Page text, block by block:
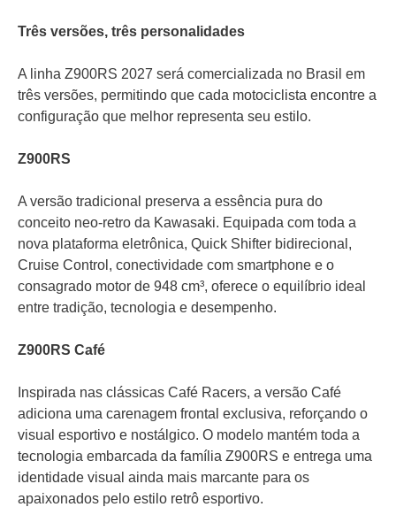
Três versões, três personalidades
A linha Z900RS 2027 será comercializada no Brasil em
três versões, permitindo que cada motociclista encontre a
configuração que melhor representa seu estilo.
Z900RS
A versão tradicional preserva a essência pura do
conceito neo-retro da Kawasaki. Equipada com toda a
nova plataforma eletrônica, Quick Shifter bidirecional,
Cruise Control, conectividade com smartphone e o
consagrado motor de 948 cm³, oferece o equilíbrio ideal
entre tradição, tecnologia e desempenho.
Z900RS Café
Inspirada nas clássicas Café Racers, a versão Café
adiciona uma carenagem frontal exclusiva, reforçando o
visual esportivo e nostálgico. O modelo mantém toda a
tecnologia embarcada da família Z900RS e entrega uma
identidade visual ainda mais marcante para os
apaixonados pelo estilo retrô esportivo.